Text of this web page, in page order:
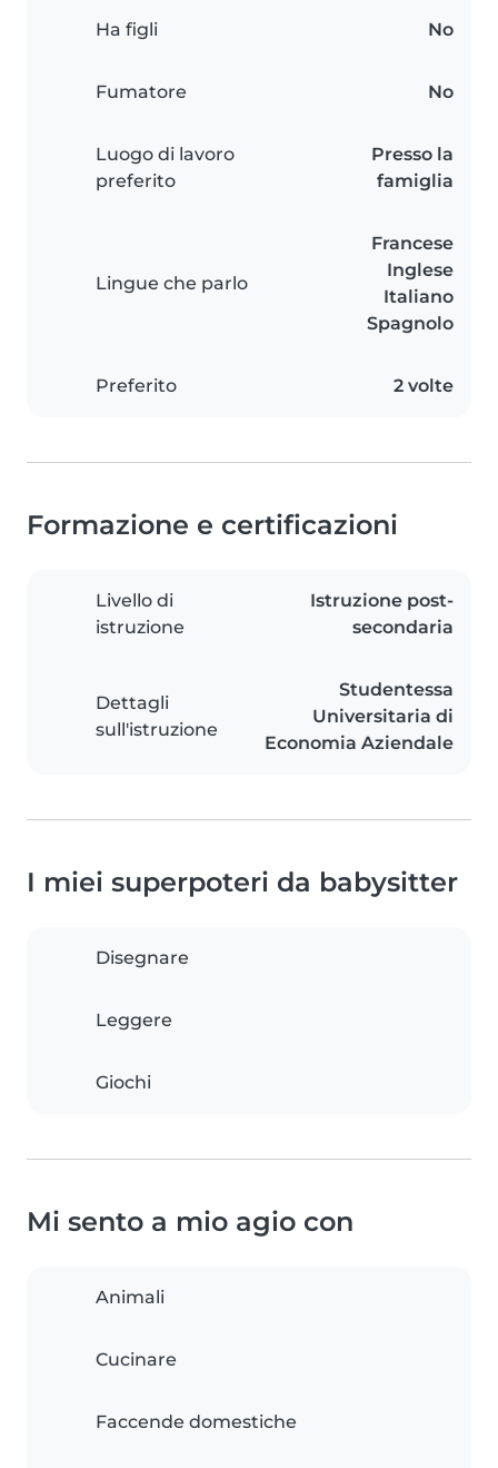
Ha figli No
Fumatore No
Luogo di lavoro
preferito
Presso la
famiglia
Lingue che parlo
Francese
Inglese
Italiano
Spagnolo
Preferito 2 volte
Formazione e certificazioni
Livello di
istruzione
Istruzione post-
secondaria
Dettagli
sull'istruzione
Studentessa
Universitaria di
Economia Aziendale
I miei superpoteri da babysitter
Disegnare
Leggere
Giochi
Mi sento a mio agio con
Animali
Cucinare
Faccende domestiche